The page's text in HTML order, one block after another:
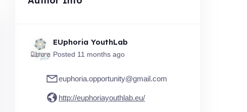
EUphoria YouthLab
Posted 11 months ago
euphoria.opportunity@gmail.com
http://euphoriayouthlab.eu/